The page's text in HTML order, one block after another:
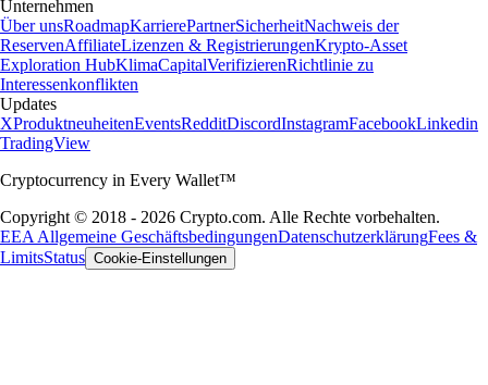
Unternehmen
Über unsRoadmapKarrierePartnerSicherheitNachweis der
ReservenAffiliateLizenzen & RegistrierungenKrypto-Asset
Exploration HubKlimaCapitalVerifizierenRichtlinie zu
Interessenkonflikten
Updates
XProduktneuheitenEventsRedditDiscordInstagramFacebookLinkedin
TradingView
Cryptocurrency in Every Wallet™
Copyright © 2018 - 2026 Crypto.com. Alle Rechte vorbehalten.
EEA Allgemeine GeschäftsbedingungenDatenschutzerklärungFees &
LimitsStatus Cookie-Einstellungen